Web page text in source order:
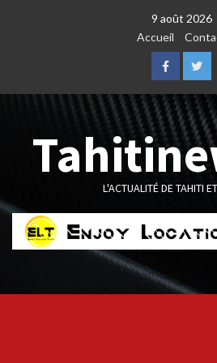
9 août 2026
Accueil
Facebook
L'ACTUALITÉ DE TAHITI